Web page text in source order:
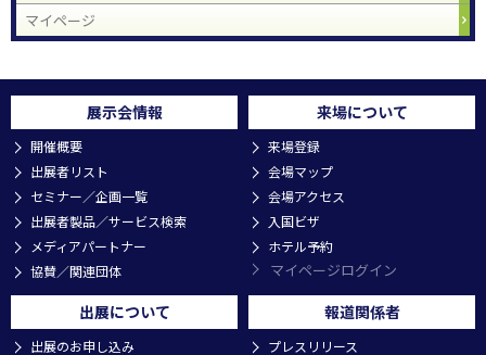
マイページ
展示会情報
開催概要
出展者リスト
セミナー／企画一覧
出展者製品／サービス検索
メディアパートナー
協賛／関連団体
来場について
来場登録
会場マップ
会場アクセス
入国ビザ
ホテル予約
マイページログイン
出展について
出展のお申し込み
報道関係者
プレスリリース